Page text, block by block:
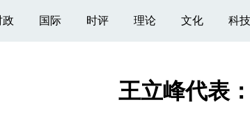
政 国际 时评 理论 文化 科技
王立峰代表